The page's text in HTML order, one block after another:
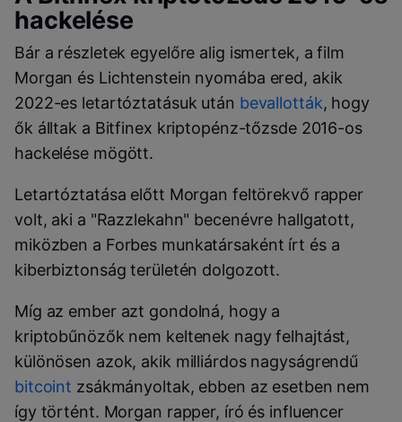
hackelése
Bár a részletek egyelőre alig ismertek, a film
Morgan és Lichtenstein nyomába ered, akik
2022-es letartóztatásuk után bevallották, hogy
ők álltak a Bitfinex kriptopénz-tőzsde 2016-os
hackelése mögött.
Letartóztatása előtt Morgan feltörekvő rapper
volt, aki a "Razzlekahn" becenévre hallgatott,
miközben a Forbes munkatársaként írt és a
kiberbiztonság területén dolgozott.
Míg az ember azt gondolná, hogy a
kriptobűnözők nem keltenek nagy felhajtást,
különösen azok, akik milliárdos nagyságrendű
bitcoint zsákmányoltak, ebben az esetben nem
így történt. Morgan rapper, író és influencer